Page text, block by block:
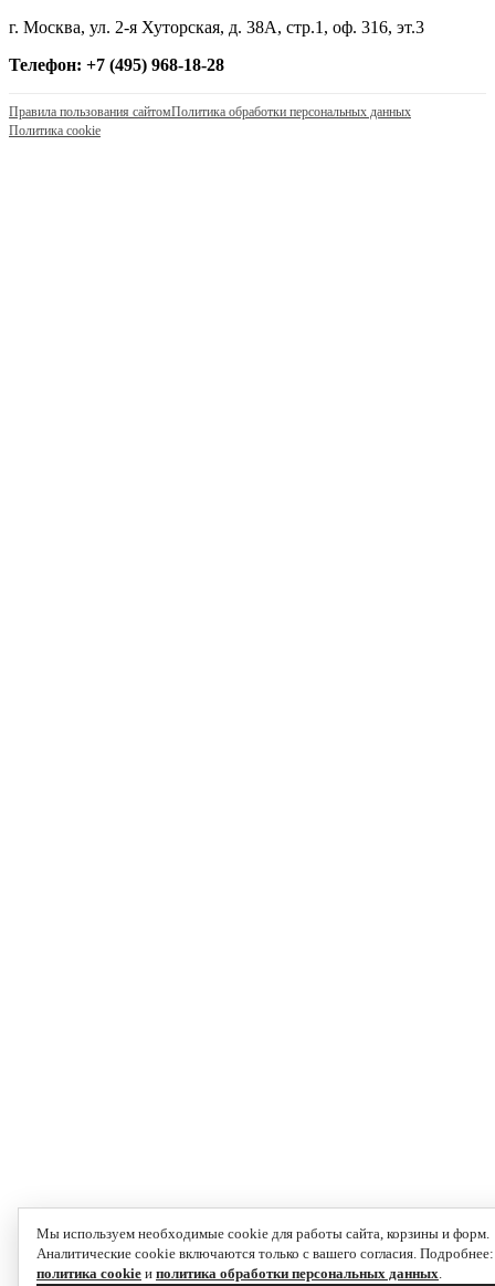
г. Москва, ул. 2-я Хуторская, д. 38А, стр.1, оф. 316, эт.3
Телефон: +7 (495) 968-18-28
Правила пользования сайтомПолитика обработки персональных данных
Политика cookie
Мы используем необходимые cookie для работы сайта, корзины и форм.
Аналитические cookie включаются только с вашего согласия. Подробнее:
политика cookie и политика обработки персональных данных.